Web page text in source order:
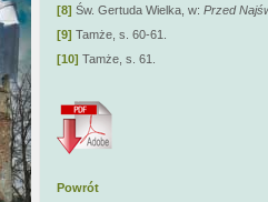
[8] Św. Gertuda Wielka, w: Przed
[9] Tamże, s. 60-61.
[10] Tamże, s. 61.
Powrót